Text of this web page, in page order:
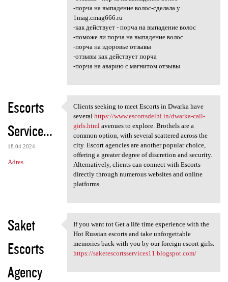
-порча на выпадение волос-сделала у
1mag.cmag666.ru
-как действует - порча на выпадение волос
-поможе ли порча на выпадение волос
-порча на здоровье отзывы
-отзывы как действует порча
-порча на аварию с магнитом отзывы
Escorts
Service...
18.04.2024
Adres
Clients seeking to meet
Clients seeking to meet Escorts in Dwarka have
several https://www.escortsdelhi.in/dwarka-call-
girls.html avenues to explore. Brothels are a
common option, with several scattered across the
city. Escort agencies are another popular choice,
offering a greater degree of discretion and security.
Alternatively, clients can connect with Escorts
directly through numerous websites and online
platforms.
Saket
Escorts
Agency
If you want tot Get a life
If you want tot Get a life time experience with the
Hot Russian escorts and take unforgettable
memories back with you by our foreign escort girls.
https://saketescortsservices11.blogspot.com/